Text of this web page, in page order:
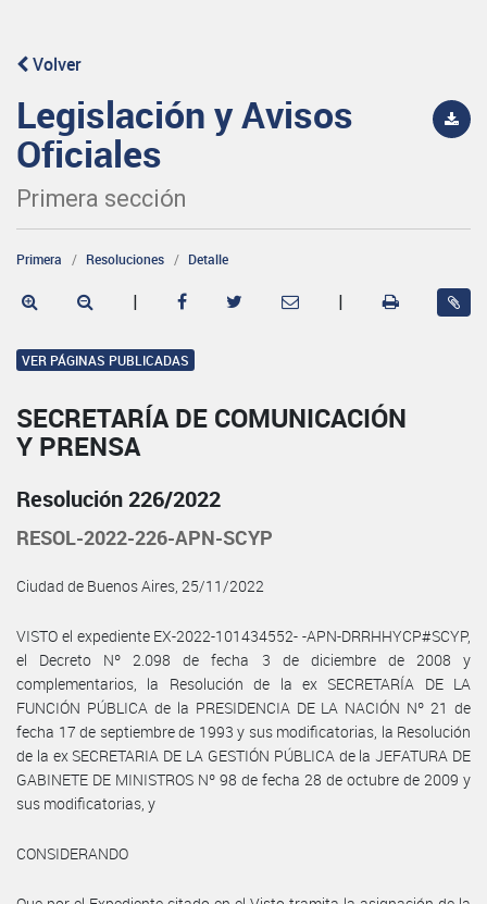
Volver
Legislación y Avisos
Oficiales
Primera sección
Primera Resoluciones Detalle
| |
VER PÁGINAS PUBLICADAS
SECRETARÍA DE COMUNICACIÓN
Y PRENSA
Resolución 226/2022
RESOL-2022-226-APN-SCYP
Ciudad de Buenos Aires, 25/11/2022
VISTO el expediente EX-2022-101434552- -APN-DRRHHYCP#SCYP,
el Decreto Nº 2.098 de fecha 3 de diciembre de 2008 y
complementarios, la Resolución de la ex SECRETARÍA DE LA
FUNCIÓN PÚBLICA de la PRESIDENCIA DE LA NACIÓN Nº 21 de
fecha 17 de septiembre de 1993 y sus modificatorias, la Resolución
de la ex SECRETARIA DE LA GESTIÓN PÚBLICA de la JEFATURA DE
GABINETE DE MINISTROS Nº 98 de fecha 28 de octubre de 2009 y
sus modificatorias, y
CONSIDERANDO